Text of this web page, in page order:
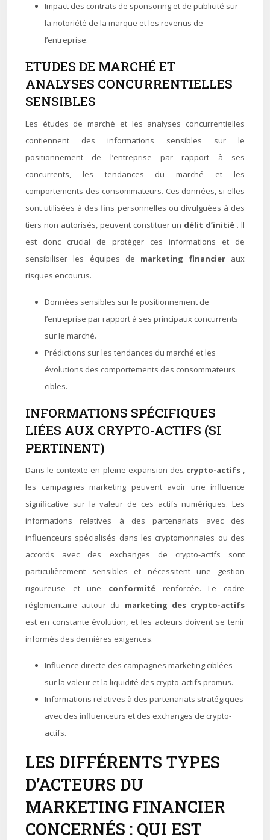
Impact des contrats de sponsoring et de publicité sur
la notoriété de la marque et les revenus de
l’entreprise.
ETUDES DE MARCHÉ ET
ANALYSES CONCURRENTIELLES
SENSIBLES
Les études de marché et les analyses concurrentielles
contiennent des informations sensibles sur le
positionnement de l’entreprise par rapport à ses
concurrents, les tendances du marché et les
comportements des consommateurs. Ces données, si elles
sont utilisées à des fins personnelles ou divulguées à des
tiers non autorisés, peuvent constituer un délit d’initié . Il
est donc crucial de protéger ces informations et de
sensibiliser les équipes de marketing financier aux
risques encourus.
Données sensibles sur le positionnement de
l’entreprise par rapport à ses principaux concurrents
sur le marché.
Prédictions sur les tendances du marché et les
évolutions des comportements des consommateurs
cibles.
INFORMATIONS SPÉCIFIQUES
LIÉES AUX CRYPTO-ACTIFS (SI
PERTINENT)
Dans le contexte en pleine expansion des crypto-actifs ,
les campagnes marketing peuvent avoir une influence
significative sur la valeur de ces actifs numériques. Les
informations relatives à des partenariats avec des
influenceurs spécialisés dans les cryptomonnaies ou des
accords avec des exchanges de crypto-actifs sont
particulièrement sensibles et nécessitent une gestion
rigoureuse et une conformité renforcée. Le cadre
réglementaire autour du marketing des crypto-actifs
est en constante évolution, et les acteurs doivent se tenir
informés des dernières exigences.
Influence directe des campagnes marketing ciblées
sur la valeur et la liquidité des crypto-actifs promus.
Informations relatives à des partenariats stratégiques
avec des influenceurs et des exchanges de crypto-
actifs.
LES DIFFÉRENTS TYPES
D’ACTEURS DU
MARKETING FINANCIER
CONCERNÉS : QUI EST